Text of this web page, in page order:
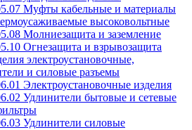
Муфты кабельные и материалы
высоковольтные
Молниезащита и заземление
Огнезащита и взрывозащита
электроустановочные,
и силовые разъемы
Электроустановочные изделия
Удлинители бытовые и сетевые
Удлинители силовые